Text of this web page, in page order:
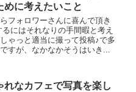
めに考えたいこと
フォロワーさんに喜んで頂き
にはそれなりの手間暇と考え
ゃっと適当に撮って投稿♪で多
すが、なかなかそうはいき...
れなカフェで写真を楽し